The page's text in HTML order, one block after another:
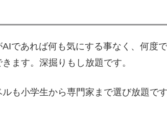
AIであれば何も気にする事なく、何度
ます。深掘りもし放題です。
も小学生から専門家まで選び放題です